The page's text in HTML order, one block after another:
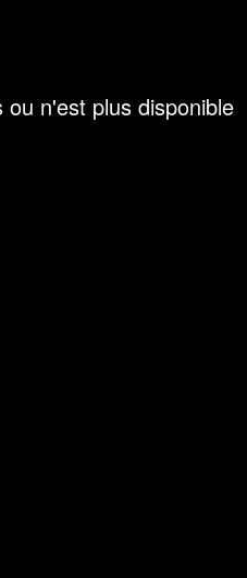
n'est plus disponible